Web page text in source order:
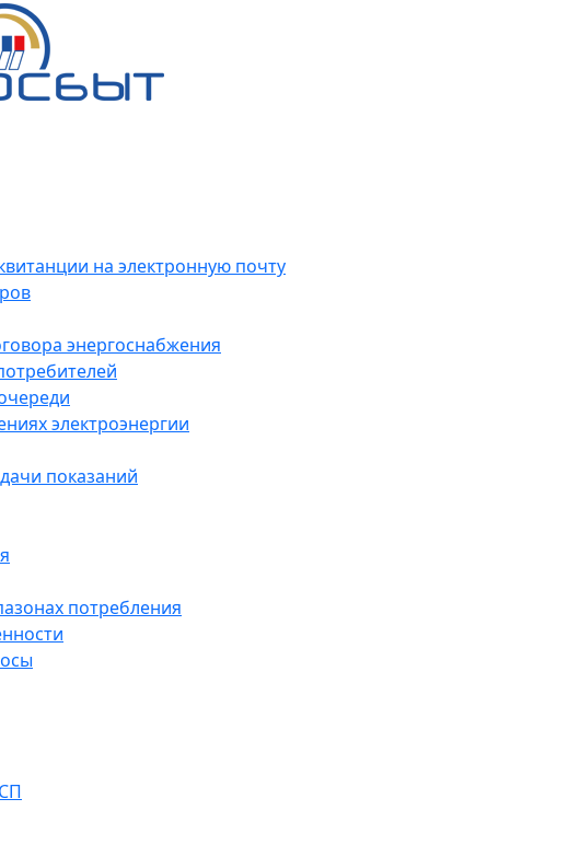
на электронную почту
энергоснабжения
электроэнергии
показаний
потребления